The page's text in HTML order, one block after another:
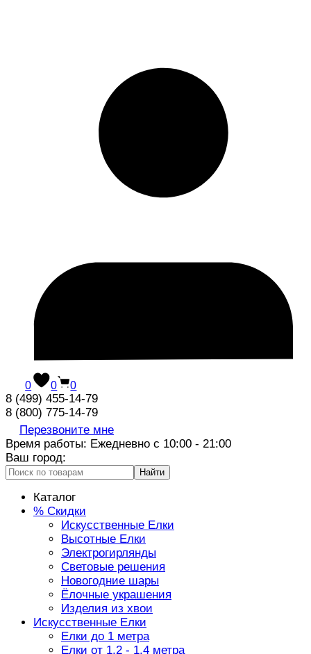
0 0 0
8 (499) 455-14-79
8 (800) 775-14-79
Перезвоните мне
Время работы: Ежедневно с 10:00 - 21:00
Ваш город:
Найти
Каталог
% Скидки
Искусственные Елки
Высотные Елки
Электрогирлянды
Световые решения
Новогодние шары
Ёлочные украшения
Изделия из хвои
Искусственные Елки
Елки до 1 метра
Елки от 1,2 - 1,4 метра